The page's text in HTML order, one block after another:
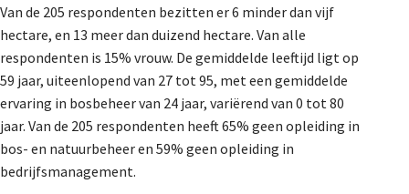
Van de 205 respondenten bezitten er 6 minder dan vijf
hectare, en 13 meer dan duizend hectare. Van alle
respondenten is 15% vrouw. De gemiddelde leeftijd ligt op
59 jaar, uiteenlopend van 27 tot 95, met een gemiddelde
ervaring in bosbeheer van 24 jaar, variërend van 0 tot 80
jaar. Van de 205 respondenten heeft 65% geen opleiding in
bos- en natuurbeheer en 59% geen opleiding in
bedrijfsmanagement.